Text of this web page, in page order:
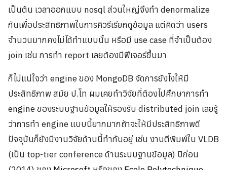
เป็นต้น เวลาออกแบบ nosql ส่วนใหญ่จึงทำ denormalize
กันเพื่อประสิทธิภาพในการคิวรีเรียกดูข้อมูล แต่คิดว่า users
จำนวนมากคงไม่ได้ทำแบบนั้น หรือมี use case ที่จำเป็นต้อง
join เช่น การทำ report เลยต้องมีฟีเจอร์ขึ้นมา
ก็ไม่แน่ใจว่า engine ของ MongoDB จัดการยังไงให้มี
ประสิทธิภาพ สมัย ป.โท ผมเคยทำวิจัยที่ต้องไปศึกษาการทำ
engine ของระบบฐานข้อมูลให้รองรับ distributed join เลยรู้
ว่าการทำ engine แบบนี้ยากมากถ้าจะให้มีประสิทธิภาพดี
ปัจจุบันก็ยังมีงานวิจัยด้านนี้ทำกันอยู่ เช่น งานตีพิมพ์ใน VLDB
(เป็น top-tier conference ด้านระบบฐานข้อมูล) ปีก่อน